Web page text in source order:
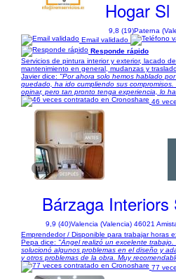
Hogar Sl
9,8 (19)Paterna
Email validado
Responde rápido
Servicios de pintura interior y exterior, lacado
mantenimiento en general, mudanzas y
Javier dice: "Por ahora solo hemos hablado
quedado, ha ido cumpliendo sus
opinar, pero tan pronto tenga experiencia, lo
46
1/9
Bárzaga Interiors
9,9 (40)Valencia (Valencia) 46021
Emprendedor / Disponible para trabajar horas
Pepa dice: "Ángel realizó un excelente
solucionó algunos problemas en el diseño y
y otros problemas de la obra. Muy
77